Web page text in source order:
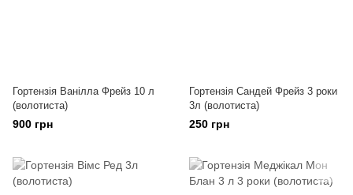
Гортензія Ванілла Фрейз 10 л
(волотиста)
900 грн
Гортензія Сандей Фрейз 3 роки
3л (волотиста)
250 грн